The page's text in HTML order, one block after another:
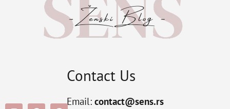
Contact Us
Email: contact@sens.rs